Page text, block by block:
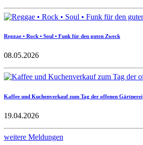
Reggae • Rock • Soul • Funk für den guten Zweck
08.05.2026
Kaffee und Kuchenverkauf zum Tag der offenen Gärtnerei
19.04.2026
weitere Meldungen